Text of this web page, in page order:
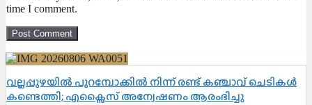
time I comment.
വല്ലപ്പുഴയിൽ പുറമ്പോക്കിൽ നിന്ന് രണ്ട് കഞ്ചാവ് ചെടികൾ
കണ്ടെത്തി; എക്സൈസ് അന്വേഷണം ആരംഭിച്ചു